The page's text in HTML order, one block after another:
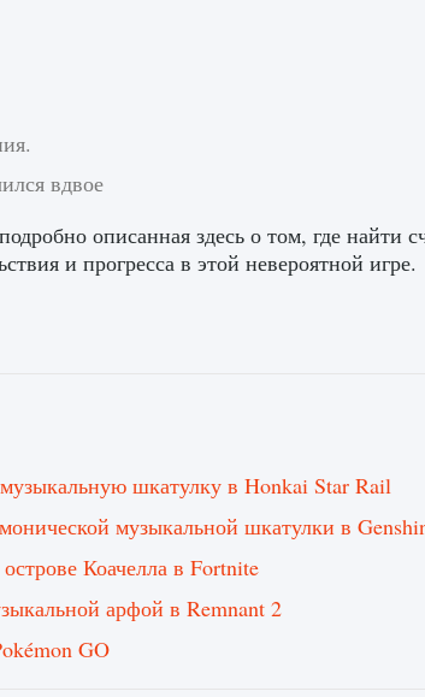
вдвое
описанная здесь о том, где найти
и прогресса в этой невероятной игре.
шкатулку в Honkai Star Rail
музыкальной шкатулки в
Коачелла в Fortnite
арфой в Remnant 2
GO